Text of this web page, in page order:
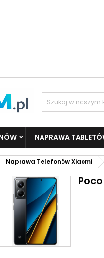
NAPRAWA
Naprawa Telefonów Xiaomi